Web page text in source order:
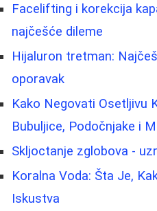
Facelifting i korekcija
najčešće dileme
Hijaluron tretman:
oporavak
Kako Negovati Osetljivu
Bubuljice, Podočnjake i
Skljoctanje zglobova -
Koralna Voda: Šta Je,
Iskustva